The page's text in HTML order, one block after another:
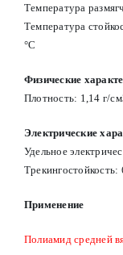
Температура
Температура
°С
Физические
Плотность: 1,14 г/
Электрические
Удельное
Трекингостойкость:
Применение
Полиамид средней